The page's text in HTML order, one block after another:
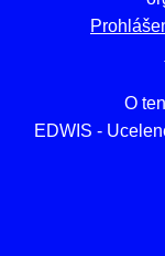
O
EDWIS -